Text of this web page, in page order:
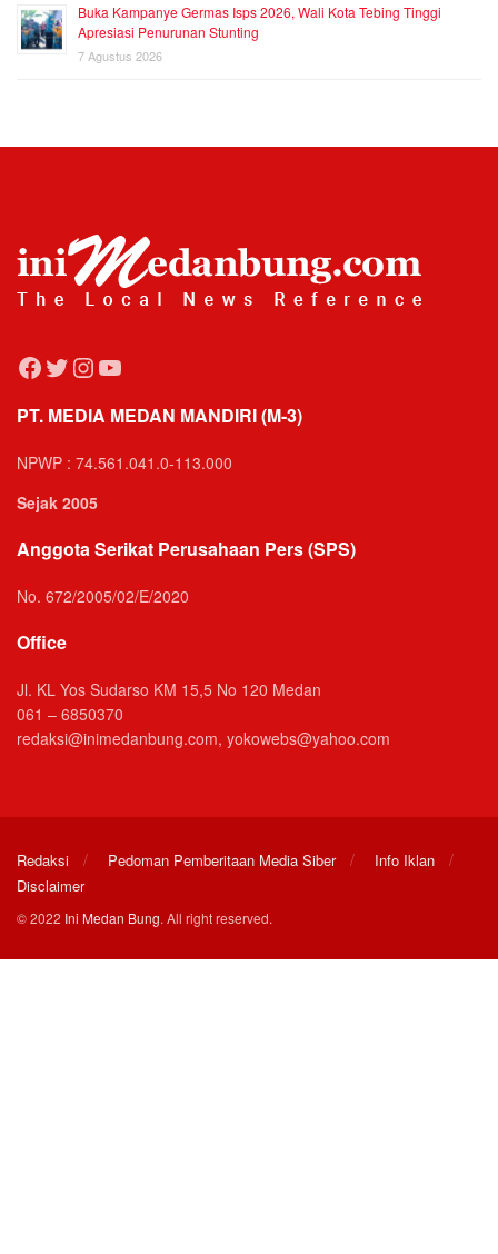
Buka Kampanye Germas Isps 2026, Wali Kota Tebing Tinggi
Apresiasi Penurunan Stunting
7 Agustus 2026
Facebook
Twitter
Instagram
YouTube
PT. MEDIA MEDAN MANDIRI (M-3)
NPWP : 74.561.041.0-113.000
Sejak 2005
Anggota Serikat Perusahaan Pers (SPS)
No. 672/2005/02/E/2020
Office
Jl. KL Yos Sudarso KM 15,5 No 120 Medan
061 – 6850370
redaksi@inimedanbung.com, yokowebs@yahoo.com
Redaksi Pedoman Pemberitaan Media Siber
Info Iklan
Disclaimer
© 2022 Ini Medan Bung. All right reserved.